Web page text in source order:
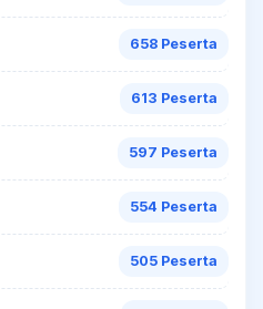
658 Peserta
613 Peserta
597 Peserta
554 Peserta
505 Peserta